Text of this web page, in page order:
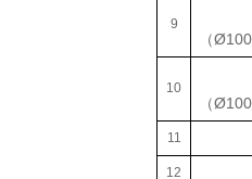
9
（
10
（
11
12